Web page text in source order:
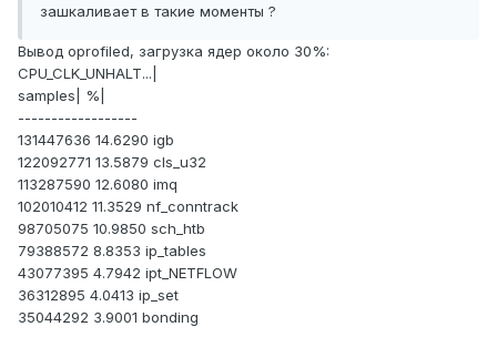
зашкаливает в такие моменты ?
Вывод oprofiled, загрузка ядер около 30%:
CPU_CLK_UNHALT...|
samples| %|
------------------
131447636 14.6290 igb
122092771 13.5879 cls_u32
113287590 12.6080 imq
102010412 11.3529 nf_conntrack
98705075 10.9850 sch_htb
79388572 8.8353 ip_tables
43077395 4.7942 ipt_NETFLOW
36312895 4.0413 ip_set
35044292 3.9001 bonding